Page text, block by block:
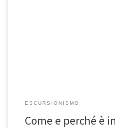
ESCURSIONISMO
Come e perché è